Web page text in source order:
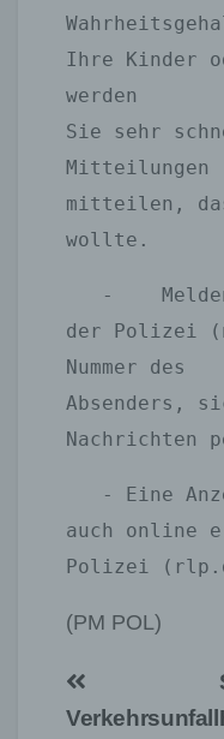
Ihre Kinder
werden
Sie sehr
Mitteilungen
mitteilen,
wollte.
der Polizei
Nummer des
Absenders,
Nachrichten
auch online
Polizei
(PM POL)
Verkehrsunfall